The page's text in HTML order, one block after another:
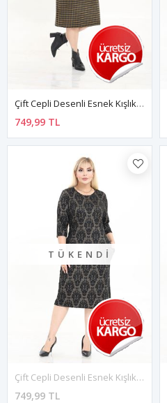
Çift Cepli Desenli Esnek Kışlık Büyük Beden Midi Elbise 30A-2724
749,99 TL
TÜKENDI
Çift Cepli Desenli Esnek Kışlık Büyük Beden Midi Elbise 16C-2723
749,99 TL